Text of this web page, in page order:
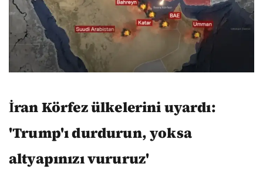
İran Körfez ülkelerini uyardı:
'Trump'ı durdurun, yoksa
altyapınızı vururuz'